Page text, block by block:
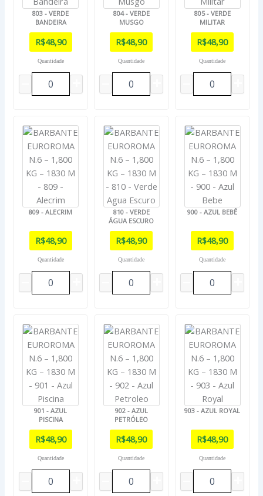
803 - VERDE
BANDEIRA
R$48,90
Quantidade
804 - VERDE
MUSGO
R$48,90
Quantidade
805 - VERDE
MILITAR
R$48,90
Quantidade
809 - ALECRIM
R$48,90
Quantidade
810 - VERDE
ÁGUA ESCURO
R$48,90
Quantidade
900 - AZUL BEBÊ
R$48,90
Quantidade
901 - AZUL
PISCINA
R$48,90
Quantidade
902 - AZUL
PETRÓLEO
R$48,90
Quantidade
903 - AZUL ROYAL
R$48,90
Quantidade